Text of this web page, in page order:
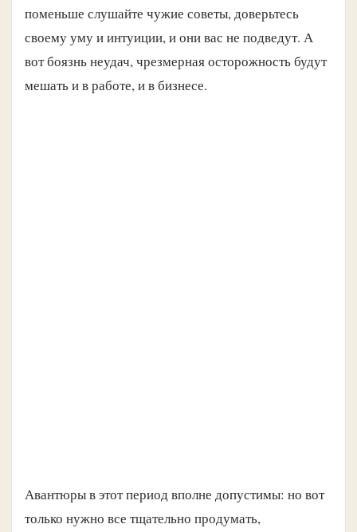
поменьше слушайте чужие советы, доверьтесь
своему уму и интуиции, и они вас не подведут. А
вот боязнь неудач, чрезмерная осторожность будут
мешать и в работе, и в бизнесе.
Авантюры в этот период вполне допустимы: но вот
только нужно все тщательно продумать,